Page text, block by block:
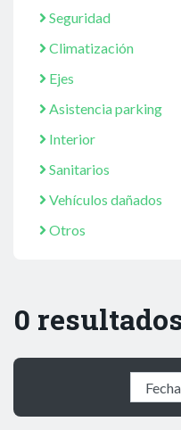
Seguridad
Climatización
Ejes
Asistencia parking
Interior
Sanitarios
Vehículos dañados
Otros
0